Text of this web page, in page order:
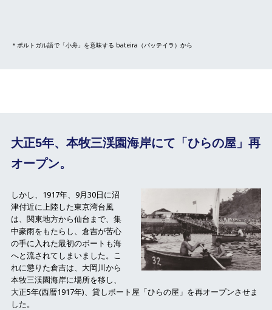
＊ポルトガル語で「小舟」を意味する bateira（バッテイラ）から
大正5年、本牧三渓園海岸にて「ひらの屋」再
オープン。
しかし、1917年、9月30日に沼
津付近に上陸した東京湾台風
は、関東地方から仙台まで、集
中豪雨をもたらし、倉吉が苦心
の手に入れた最初のボートも海
へと流されてしまいました。こ
れに懲りた倉吉は、大岡川から
本牧三渓園海岸に場所を移し、
大正5年(西暦1917年)、貸しボート屋「ひらの屋」を再オープンさせま
した。